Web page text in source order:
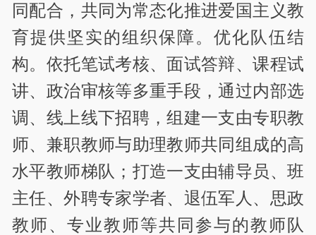
同配合，共同为常态化推进爱国主义教
育提供坚实的组织保障。优化队伍结
构。依托笔试考核、面试答辩、课程试
讲、政治审核等多重手段，通过内部选
调、线上线下招聘，组建一支由专职教
师、兼职教师与助理教师共同组成的高
水平教师梯队；打造一支由辅导员、班
主任、外聘专家学者、退伍军人、思政
教师、专业教师等共同参与的教师队